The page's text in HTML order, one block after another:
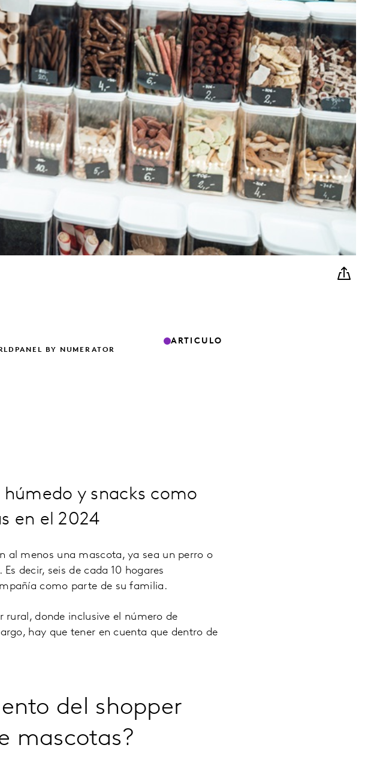
BY NUMERATOR
ARTICULO
y snacks como
en el 2024
al menos una mascota, ya sea un perro o
decir, seis de cada 10 hogares
como parte de su familia.
rural, donde inclusive el número de
hay que tener en cuenta que dentro de
del shopper
mascotas?